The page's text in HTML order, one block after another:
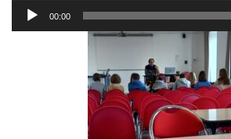
Lecteur
audio
00:00